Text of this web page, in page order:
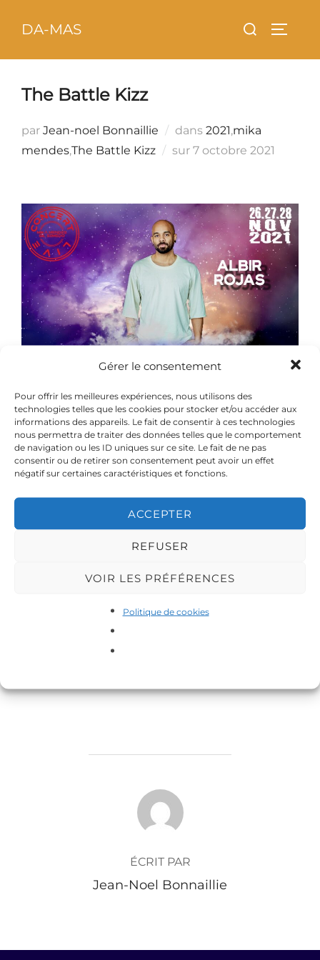
Gérer le consentement
Pour offrir les meilleures expériences, nous utilisons des
technologies telles que les cookies pour stocker et/ou accéder aux
informations des appareils. Le fait de consentir à ces technologies
nous permettra de traiter des données telles que le comportement
de navigation ou les ID uniques sur ce site. Le fait de ne pas
consentir ou de retirer son consentement peut avoir un effet
négatif sur certaines caractéristiques et fonctions.
ACCEPTER
REFUSER
VOIR LES PRÉFÉRENCES
Politique de cookies
DA-MAS Rechercher :
The Battle Kizz
par Jean-noel Bonnaillie dans 2021,mika
mendes,The Battle Kizz sur Publié
7 octobre 2021
https://www.facebook.com/THEBATTLEKIZZ
https://www.facebook.com/events/42352229565
AUTEUR DE LA PUBLICATION
ÉCRIT PAR
Jean-Noel Bonnaillie